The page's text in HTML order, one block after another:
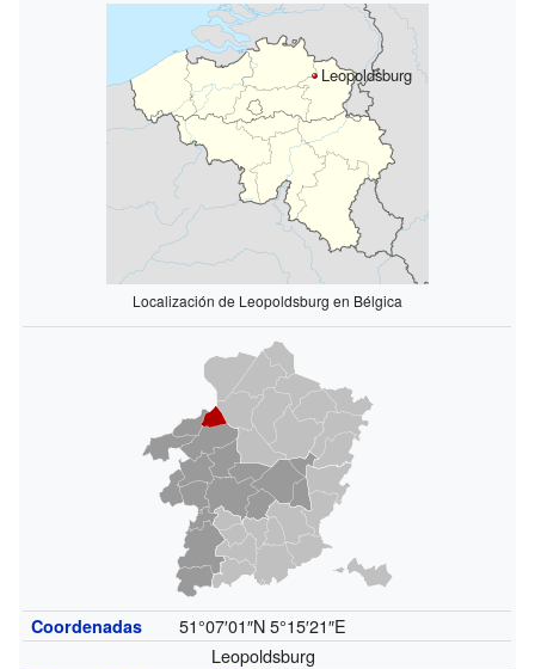
Leopoldsburg
Localización de Leopoldsburg en Bélgica
Coordenadas 51°07′01″N 5°15′21″E
Leopoldsburg